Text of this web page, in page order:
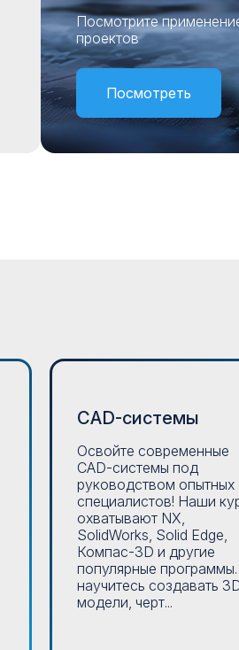
Посмотрите
проектов
Посмотреть
CAD-системы
Освойте современные
CAD-системы под
руководством опытных
специалистов! Наши
охватывают NX,
SolidWorks, Solid Edge,
Компас-3D и другие
популярные
научитесь создавать
модели, черт...